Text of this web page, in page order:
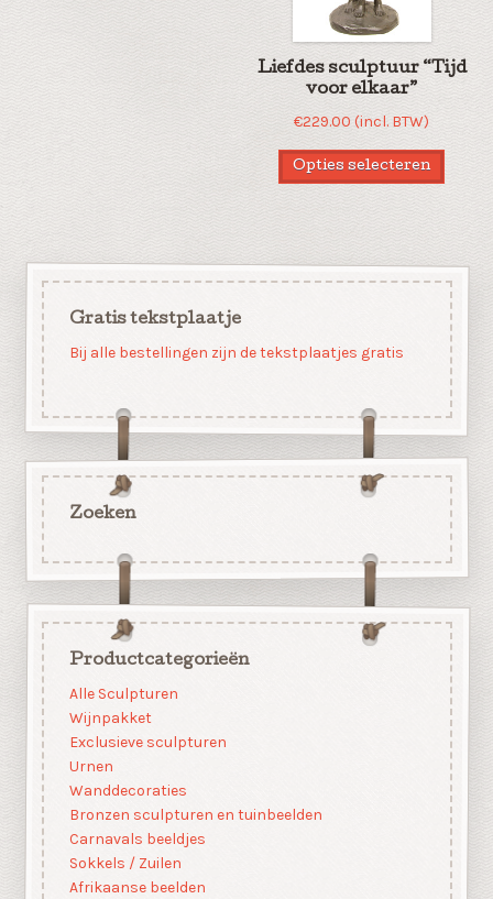
Liefdes sculptuur “Tijd
voor elkaar”
€229.00 (incl. BTW)
Opties selecteren
Gratis tekstplaatje
Bij alle bestellingen zijn de tekstplaatjes gratis
Zoeken
Productcategorieën
Alle Sculpturen
Wijnpakket
Exclusieve sculpturen
Urnen
Wanddecoraties
Bronzen sculpturen en tuinbeelden
Carnavals beeldjes
Sokkels / Zuilen
Afrikaanse beelden